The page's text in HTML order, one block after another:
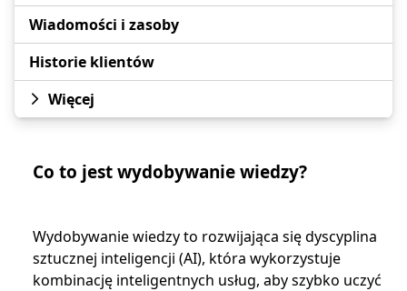
Wiadomości i zasoby
Historie klientów
Więcej
Co to jest wydobywanie wiedzy?
Wydobywanie wiedzy to rozwijająca się dyscyplina
sztucznej inteligencji (AI), która wykorzystuje
kombinację inteligentnych usług, aby szybko uczyć